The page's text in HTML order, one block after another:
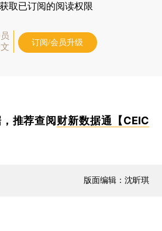
取已订阅的阅读权限
订阅/会员升级
推荐查阅 财新数据通【CEIC
版面编辑：沈昕琪